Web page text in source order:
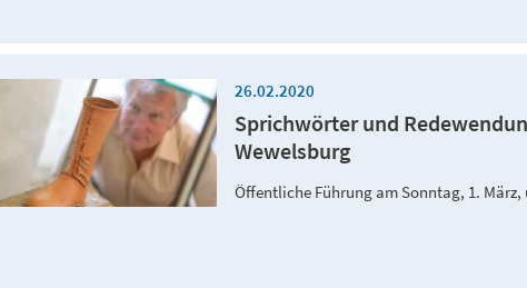
26.02.2020
Sprichwörter und
Wewelsburg
Öffentliche Führung am Sonntag, 1.